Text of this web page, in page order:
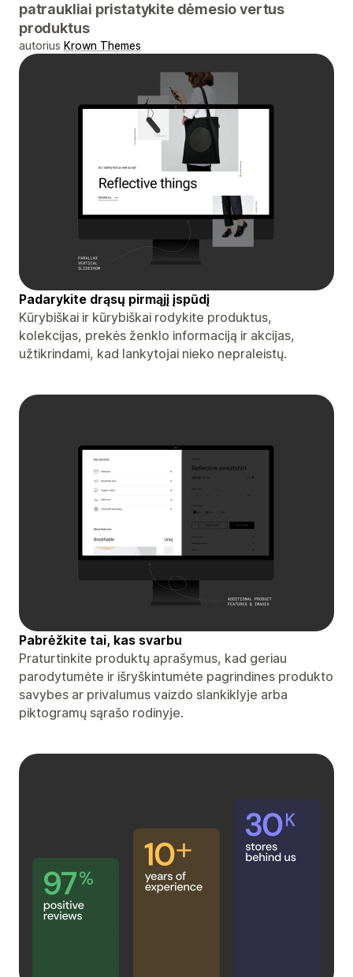
patraukliai pristatykite dėmesio vertus
produktus
autorius Krown Themes
Padarykite drąsų pirmąjį įspūdį
Kūrybiškai ir kūrybiškai rodykite produktus,
kolekcijas, prekės ženklo informaciją ir akcijas,
užtikrindami, kad lankytojai nieko nepraleistų.
Pabrėžkite tai, kas svarbu
Praturtinkite produktų aprašymus, kad geriau
parodytumėte ir išryškintumėte pagrindines produkto
savybes ar privalumus vaizdo slankiklyje arba
piktogramų sąrašo rodinyje.